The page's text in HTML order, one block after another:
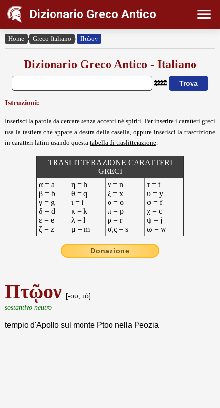
Dizionario Greco Antico
Home › Greco-Italiano › Πτῷον
Dizionario Greco Antico - Italiano
Istruzioni:
Inserisci la parola da cercare senza accenti né spiriti. Per inserire i caratteri greci
usa la tastiera che appare a destra della casella, oppure inserisci la trascrizione
in caratteri latini usando questa tabella di traslitterazione
TRASLITTERAZIONE CARATTERI
GRECI
α = a
β = b
γ = g
δ = d
ε = e
ζ = z
η = h
θ = q
ι = i
κ = k
λ = l
μ = m
ν = n
ξ = x
ο = o
π = p
ρ = r
σ,ς = s
τ = t
υ = y
φ = f
χ = c
ψ = j
ω = w
Donazione
Πτῷον [-ου, τό]
sostantivo neutro
tempio d'Apollo sul monte Ptoo nella Peozia